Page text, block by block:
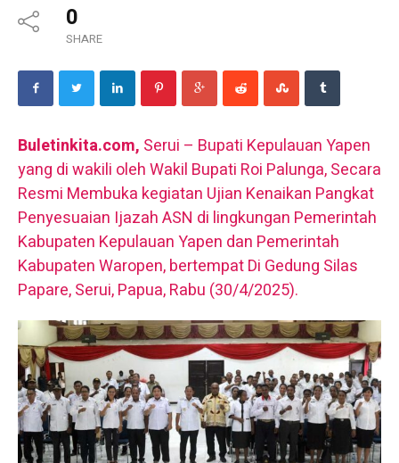
0
SHARE
Buletinkita.com, Serui – Bupati Kepulauan Yapen
yang di wakili oleh Wakil Bupati Roi Palunga, Secara
Resmi Membuka kegiatan Ujian Kenaikan Pangkat
Penyesuaian Ijazah ASN di lingkungan Pemerintah
Kabupaten Kepulauan Yapen dan Pemerintah
Kabupaten Waropen, bertempat Di Gedung Silas
Papare, Serui, Papua, Rabu (30/4/2025).